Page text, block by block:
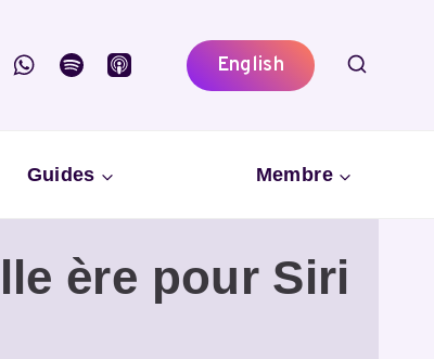
English
Guides Membre
ère pour Siri